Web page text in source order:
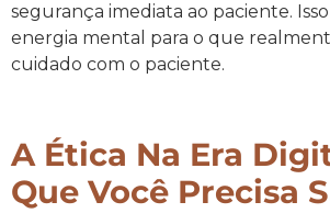
segurança imediata ao paciente.
energia mental para o que
cuidado com o paciente.
A Ética Na Era
Que Você Precisa